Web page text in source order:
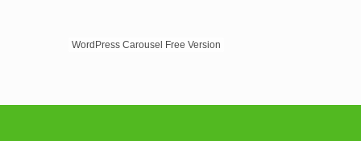
WordPress Carousel Free Version